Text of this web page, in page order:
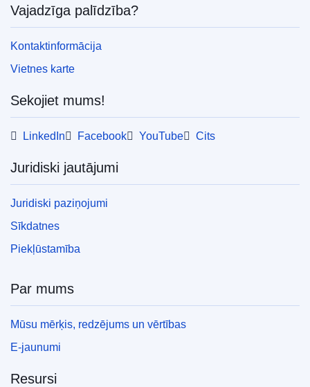
Vajadzīga palīdzība?
Kontaktinformācija
Vietnes karte
Sekojiet mums!
LinkedIn Facebook YouTube Cits
Juridiski jautājumi
Juridiski paziņojumi
Sīkdatnes
Piekļūstamība
Par mums
Mūsu mērķis, redzējums un vērtības
E-jaunumi
Resursi